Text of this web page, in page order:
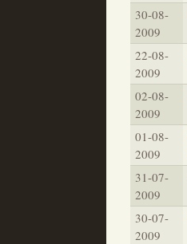
30-08-
2009
22-08-
2009
02-08-
2009
01-08-
2009
31-07-
2009
30-07-
2009